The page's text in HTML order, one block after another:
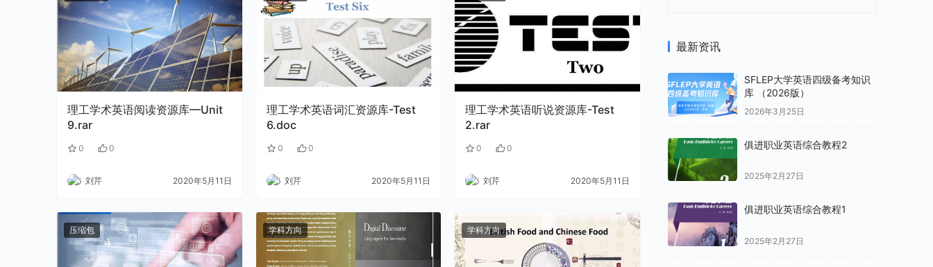
理工学术英语阅读资源库—Unit
9.rar
0 0
刘芹 2020年5月11日
理工学术英语词汇资源库-Test
6.doc
0 0
刘芹 2020年5月11日
理工学术英语听说资源库-Test
2.rar
0 0
刘芹 2020年5月11日
压缩包 学科方向 学科方向
最新资讯
SFLEP大学英语四级备考知识
库 （2026版）
2026年3月25日
俱进职业英语综合教程2
2025年2月27日
俱进职业英语综合教程1
2025年2月27日